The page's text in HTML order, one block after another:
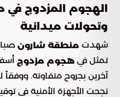
الهجوم المزدوج
وتحولات ميدانية
شهدت منطقة شارون
تمثل في هجوم مزدوج
آخرين بجروح متفاوتة. ووفقاً
نجحت الأجهزة الأمنية في